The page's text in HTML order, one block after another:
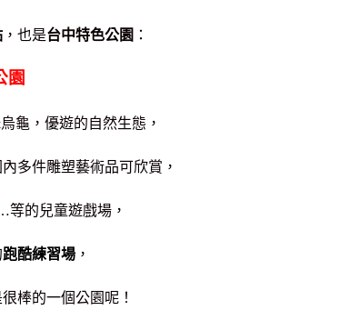
，也是台中特色公園 ：
園
龜，優遊的自然生態，
多件雕塑藝術品可欣賞，
的兒童遊戲場，
跑酷練習場 ，
棒的一個公園呢！